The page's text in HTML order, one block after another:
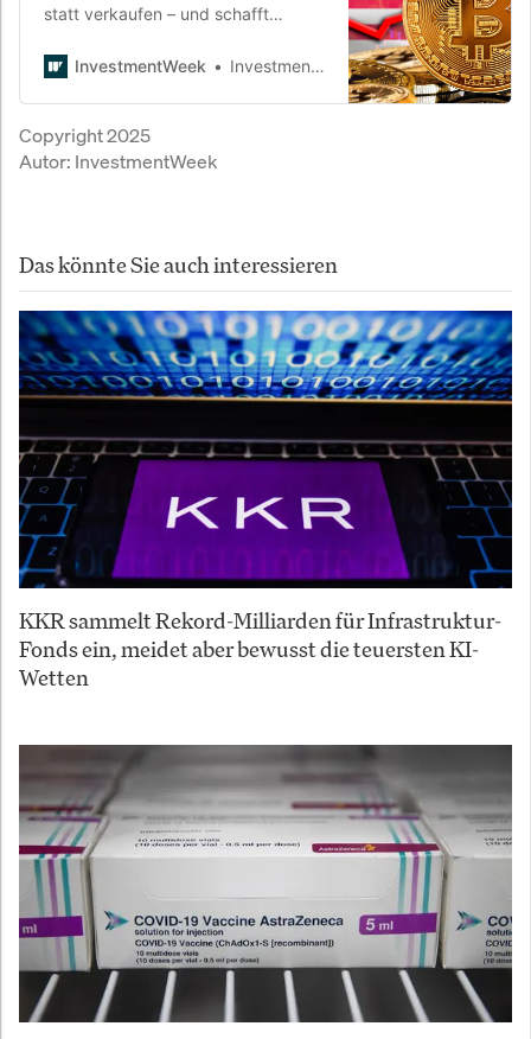
statt verkaufen – und schafft
Digitalwährungs-Reserve. Was
Finanzmarkt?
InvestmentWeek InvestmentWeek
Copyright 2025
Autor: InvestmentWeek
Das könnte Sie auch interessieren
KKR sammelt Rekord-Milliarden für Infrastruktur-
Fonds ein, meidet aber bewusst die teuersten KI-
Wetten